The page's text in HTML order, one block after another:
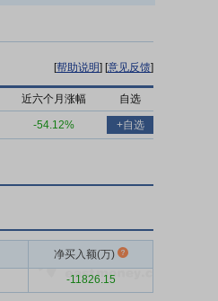
[帮助说明] [意见反馈]
近六个月涨幅 自选
-54.12% +自选
净买入额(万)
-11826.15